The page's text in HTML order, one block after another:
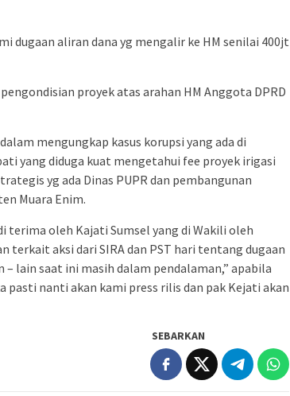
dugaan aliran dana yg mengalir ke HM senilai 400jt
proyek atas arahan HM Anggota DPRD
mengungkap kasus korupsi yang ada di
yang diduga kuat mengetahui fee proyek irigasi
yg ada Dinas PUPR dan pembangunan
Muara Enim.
terima oleh Kajati Sumsel yang di Wakili oleh
terkait aksi dari SIRA dan PST hari tentang dugaan
lain saat ini masih dalam pendalaman,” apabila
nanti akan kami press rilis dan pak Kejati akan
SEBARKAN